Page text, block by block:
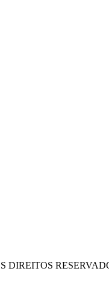
DIREITOS